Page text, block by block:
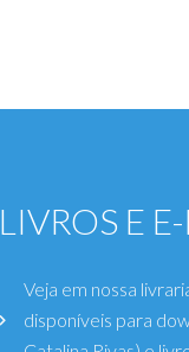
LIVROS E
Veja em nossa
disponíveis para